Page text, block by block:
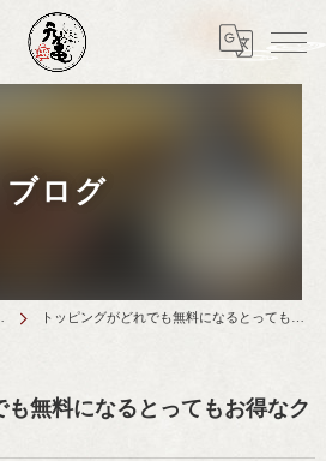
ブログ
トッピングがどれでも無料になるとってもお得なクーポンをご存知？
も無料になるとってもお得なク